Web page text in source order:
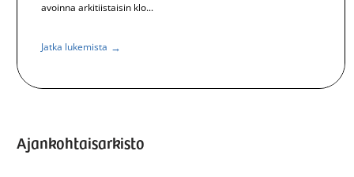
avoinna arkitiistaisin klo...
Jatka lukemista →
Ajankohtaisarkisto